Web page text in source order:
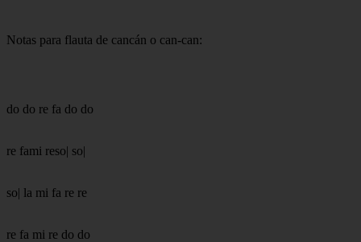
Notas para flauta de cancán o can-can:
do do re fa do do
re fami reso| so|
so| la mi fa re re
re fa mi re do do